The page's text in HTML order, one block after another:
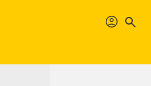
profil search